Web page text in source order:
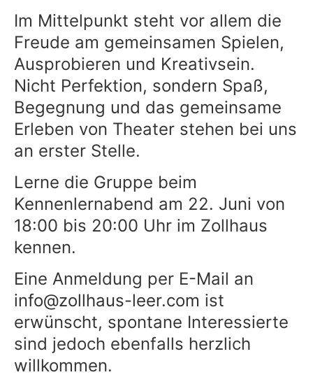
Im Mittelpunkt steht vor allem die
Freude am gemeinsamen Spielen,
Ausprobieren und Kreativsein.
Nicht Perfektion, sondern Spaß,
Begegnung und das gemeinsame
Erleben von Theater stehen bei uns
an erster Stelle.
Lerne die Gruppe beim
Kennenlernabend am 22. Juni von
18:00 bis 20:00 Uhr im Zollhaus
kennen.
Eine Anmeldung per E-Mail an
info@zollhaus-leer.com ist
erwünscht, spontane Interessierte
sind jedoch ebenfalls herzlich
willkommen.